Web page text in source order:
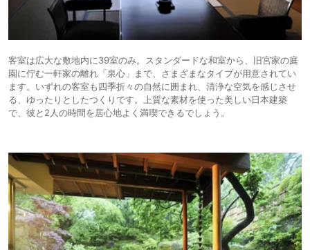
客室は広大な敷地内に39室のみ。スタンダードな和室から、旧宮家の庭
園に佇む一軒家の離れ「泉心」まで、さまざまなタイプが用意されてい
ます。いずれの客室も四季折々の自然に囲まれ、清浄な空気を感じさせ
る、ゆったりとしたつくりです。上質な素材を使った美しい日本建築
で、彼と2人の時間を居心地よく満喫できるでしょう。